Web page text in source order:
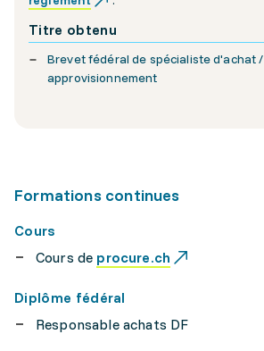
Titre obtenu
Brevet fédéral de spécialiste d'achat /
approvisionnement
Formations continues
Cours
Cours de procure.ch
Diplôme fédéral
Responsable achats DF